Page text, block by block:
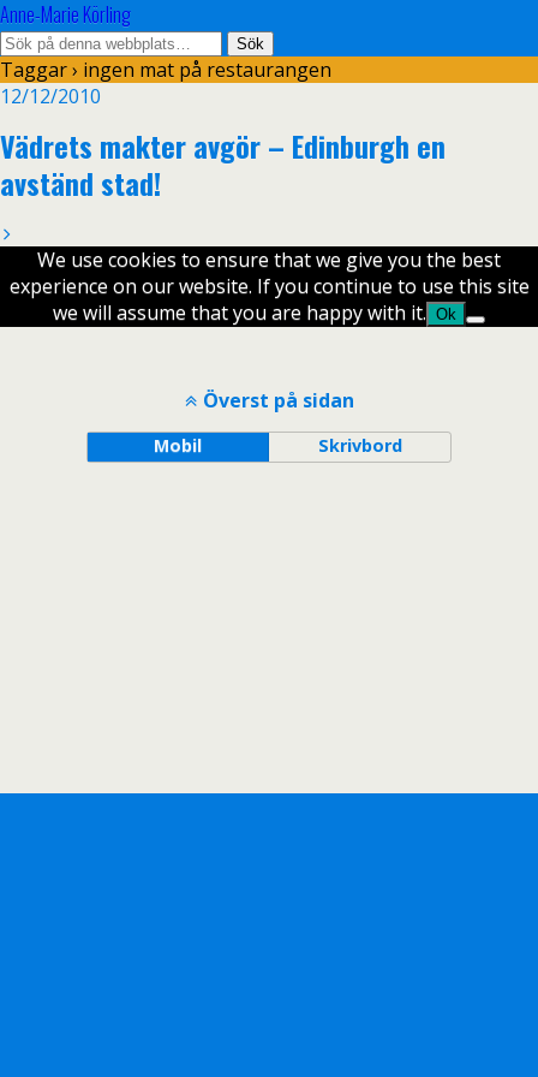
Anne-Marie Körling
Taggar › ingen mat på restaurangen
12/12/2010
Vädrets makter avgör – Edinburgh en
avständ stad!
We use cookies to ensure that we give you the best
experience on our website. If you continue to use this site
we will assume that you are happy with it. Ok
Överst på sidan
Mobil Skrivbord